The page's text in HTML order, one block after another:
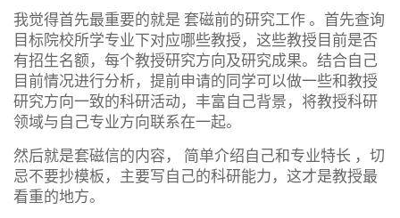
我觉得首先最重要的就是 套磁前的研究工作 。首先查询
目标院校所学专业下对应哪些教授，这些教授目前是否
有招生名额，每个教授研究方向及研究成果。结合自己
目前情况进行分析，提前申请的同学可以做一些和教授
研究方向一致的科研活动，丰富自己背景，将教授科研
领域与自己专业方向联系在一起。
然后就是套磁信的内容， 简单介绍自己和专业特长 ，切
忌不要抄模板，主要写自己的科研能力，这才是教授最
看重的地方。